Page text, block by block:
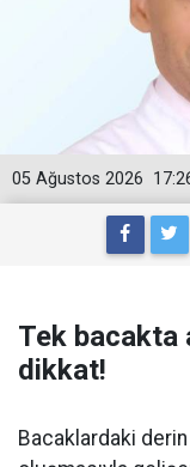
05 Ağustos 2026
Tek bacakta
dikkat!
Bacaklardaki derin